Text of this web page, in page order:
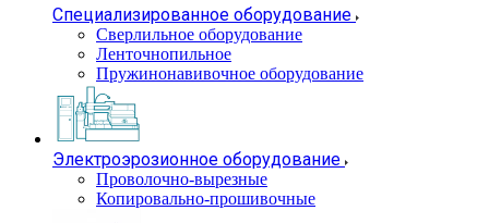
Специализированное оборудование
Сверлильное оборудование
Ленточнопильное
Пружинонавивочное оборудование
Электроэрозионное оборудование
Проволочно-вырезные
Копировально-прошивочные